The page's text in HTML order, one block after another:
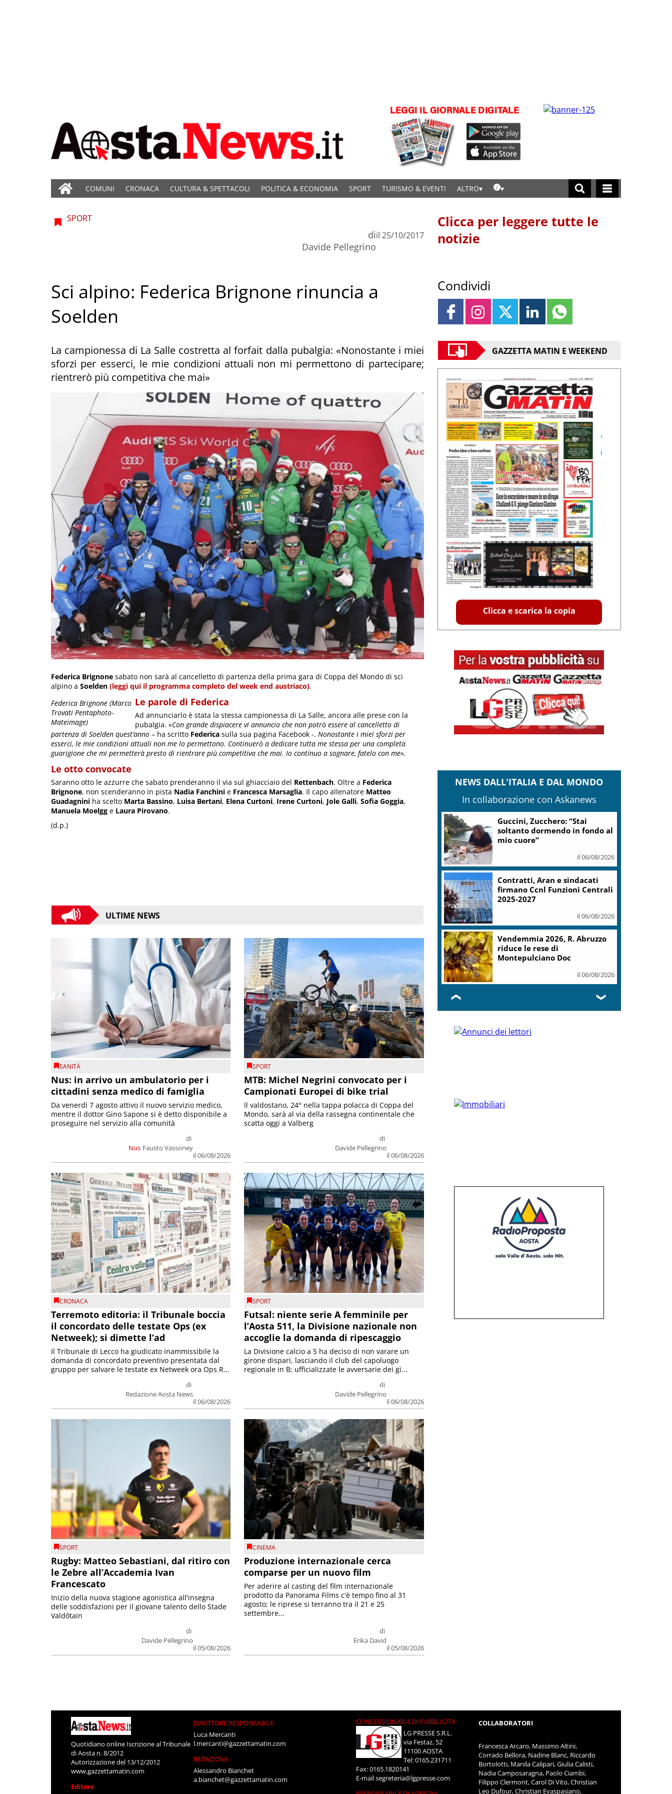
COMUNI CRONACA CULTURA & SPETTACOLI POLITICA & ECONOMIA SPORT TURISMO & EVENTI ALTRO
SPORT
di
Davide Pellegrino
il 25/10/2017
Sci alpino: Federica Brignone rinuncia a
Soelden
La campionessa di La Salle costretta al forfait dalla pubalgia: «Nonostante i miei
sforzi per esserci, le mie condizioni attuali non mi permettono di partecipare;
rientrerò più competitiva che mai»
Federica Brignone sabato non sarà al cancelletto di partenza della prima gara di Coppa del Mondo di sci
alpino a Soelden (leggi qui il programma completo del week end austriaco).
Federica Brignone (Marco
Trovati Pentaphoto-
Mateimage)
Le parole di Federica
Ad annunciarlo è stata la stessa campionessa di La Salle, ancora alle prese con la
pubalgia. «Con grande dispiacere vi annuncio che non potrò essere al cancelletto di
partenza di Soelden quest’anno – ha scritto Federica sulla sua pagina Facebook -. Nonostante i miei sforzi per
esserci, le mie condizioni attuali non me lo permettono. Continuerò a dedicare tutta me stessa per una completa
guarigione che mi permetterà presto di rientrare più competitiva che mai. Io continuo a sognare, fatelo con me».
Le otto convocate
Saranno otto le azzurre che sabato prenderanno il via sul ghiacciaio del Rettenbach. Oltre a Federica
Brignone, non scenderanno in pista Nadia Fanchini e Francesca Marsaglia. Il capo allenatore Matteo
Guadagnini ha scelto Marta Bassino, Luisa Bertani, Elena Curtoni, Irene Curtoni, Jole Galli, Sofia Goggia,
Manuela Moelgg e Laura Pirovano.
(d.p.)
ULTIME NEWS
SANITÀ
Nus: in arrivo un ambulatorio per i
cittadini senza medico di famiglia
Nus
di
Fausto Vassoney
il 06/08/2026
Da venerdì 7 agosto attivo il nuovo servizio medico,
mentre il dottor Gino Sapone si è detto disponibile a
proseguire nel servizio alla comunità
SPORT
MTB: Michel Negrini convocato per i
Campionati Europei di bike trial
di
Davide Pellegrino
il 06/08/2026
Il valdostano, 24° nella tappa polacca di Coppa del
Mondo, sarà al via della rassegna continentale che
scatta oggi a Valberg
CRONACA
Terremoto editoria: il Tribunale boccia
il concordato delle testate Ops (ex
Netweek); si dimette l’ad
di
Redazione Aosta News
il 06/08/2026
Il Tribunale di Lecco ha giudicato inammissibile la
domanda di concordato preventivo presentata dal
gruppo per salvare le testate ex Netweek ora Ops R...
SPORT
Futsal: niente serie A femminile per
l’Aosta 511, la Divisione nazionale non
accoglie la domanda di ripescaggio
di
Davide Pellegrino
il 06/08/2026
La Divisione calcio a 5 ha deciso di non varare un
girone dispari, lasciando il club del capoluogo
regionale in B; ufficializzate le avversarie dei gi...
SPORT
Rugby: Matteo Sebastiani, dal ritiro con
le Zebre all’Accademia Ivan
Francescato
di
Davide Pellegrino
il 05/08/2026
Inizio della nuova stagione agonistica all'insegna
delle soddisfazioni per il giovane talento dello Stade
Valdôtain
CINEMA
Produzione internazionale cerca
comparse per un nuovo film
di
Erika David
il 05/08/2026
Per aderire al casting del film internazionale
prodotto da Panorama Films c'è tempo fino al 31
agosto; le riprese si terranno tra il 21 e 25
settembre...
Clicca per leggere tutte le
notizie
Condividi
GAZZETTA MATIN E WEEKEND
Clicca e scarica la copia
NEWS DALL'ITALIA E DAL MONDO
In collaborazione con Askanews
Guccini, Zucchero: “Stai
soltanto dormendo in fondo al
mio cuore”
il 06/08/2026
Contratti, Aran e sindacati
firmano Ccnl Funzioni Centrali
2025-2027
il 06/08/2026
Vendemmia 2026, R. Abruzzo
riduce le rese di
Montepulciano Doc
il 06/08/2026
❮ ❯
Quotidiano online Iscrizione al Tribunale
di Aosta n. 8/2012
Autorizzazione del 13/12/2012
www.gazzettamatin.com
Editore
DIRETTORE RESPONSABILE
Luca Mercanti
l.mercanti@gazzettamatin.com
REDAZIONE
Alessandro Bianchet
a.bianchet@gazzettamatin.com
CONCESSIONARIA DI PUBBLICITÀ
LG PRESSE S.R.L.
via Festaz, 52
11100 AOSTA
Tel: 0165.231711
Fax: 0165.1820141
E-mailsegreteria@lgpresse.com
COLLABORATORI
Francesca Arcaro, Massimo Altini,
Corrado Bellora, Nadine Blanc, Riccardo
Bortolotti, Manila Calipari, Giulia Calisti,
Nadia Camposaragna, Paolo Ciambi,
Filippo Clermont, Carol Di Vito, Christian
Leo Dufour, Christian Evaspasiano,